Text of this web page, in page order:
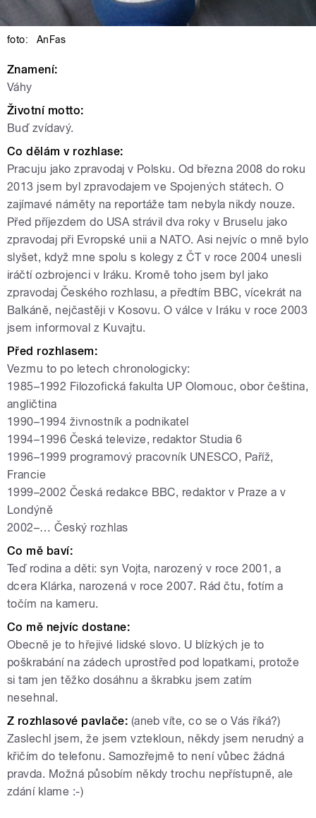
foto: AnFas
Znamení:
Váhy
Životní motto:
Buď zvídavý.
Co dělám v rozhlase:
Pracuju jako zpravodaj v Polsku. Od března 2008 do roku
2013 jsem byl zpravodajem ve Spojených státech. O
zajímavé náměty na reportáže tam nebyla nikdy nouze.
Před příjezdem do USA strávil dva roky v Bruselu jako
zpravodaj při Evropské unii a NATO. Asi nejvíc o mně bylo
slyšet, když mne spolu s kolegy z ČT v roce 2004 unesli
iráčtí ozbrojenci v Iráku. Kromě toho jsem byl jako
zpravodaj Českého rozhlasu, a předtím BBC, vícekrát na
Balkáně, nejčastěji v Kosovu. O válce v Iráku v roce 2003
jsem informoval z Kuvajtu.
Před rozhlasem:
Vezmu to po letech chronologicky:
1985–1992 Filozofická fakulta UP Olomouc, obor čeština,
angličtina
1990–1994 živnostník a podnikatel
1994–1996 Česká televize, redaktor Studia 6
1996–1999 programový pracovník UNESCO, Paříž,
Francie
1999–2002 Česká redakce BBC, redaktor v Praze a v
Londýně
2002–… Český rozhlas
Co mě baví:
Teď rodina a děti: syn Vojta, narozený v roce 2001, a
dcera Klárka, narozená v roce 2007. Rád čtu, fotím a
točím na kameru.
Co mě nejvíc dostane:
Obecně je to hřejivé lidské slovo. U blízkých je to
poškrabání na zádech uprostřed pod lopatkami, protože
si tam jen těžko dosáhnu a škrabku jsem zatím
nesehnal.
Z rozhlasové pavlače: (aneb víte, co se o Vás říká?)
Zaslechl jsem, že jsem vztekloun, někdy jsem nerudný a
křičím do telefonu. Samozřejmě to není vůbec žádná
pravda. Možná působím někdy trochu nepřístupně, ale
zdání klame :-)